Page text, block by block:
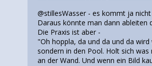
@stillesWasser - es kommt ja
Daraus könnte man dann ableiten
Die Praxis ist aber -
"Oh hoppla, da und da und da
sondern in den Pool. Holt sich
an der Wand. Und wenn ein Bild